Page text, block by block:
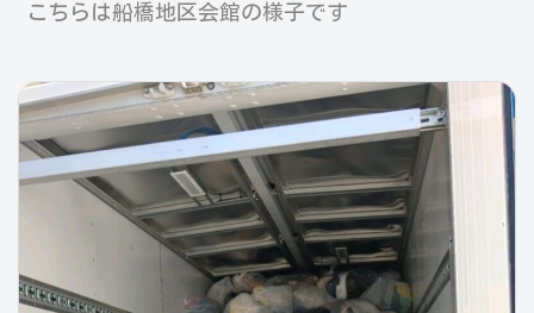
こちらは船橋地区会館の様子です